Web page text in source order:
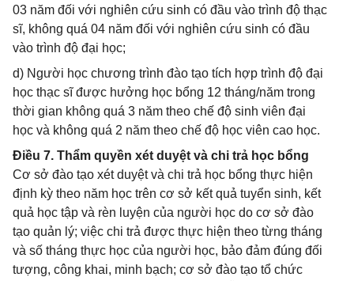
03 năm đối với nghiên cứu sinh có đầu vào trình độ thạc
sĩ, không quá 04 năm đối với nghiên cứu sinh có đầu
vào trình độ đại học;
d) Người học chương trình đào tạo tích hợp trình độ đại
học thạc sĩ được hưởng học bổng 12 tháng/năm trong
thời gian không quá 3 năm theo chế độ sinh viên đại
học và không quá 2 năm theo chế độ học viên cao học.
Điều 7. Thẩm quyền xét duyệt và chi trả học bổng
Cơ sở đào tạo xét duyệt và chi trả học bổng thực hiện
định kỳ theo năm học trên cơ sở kết quả tuyển sinh, kết
quả học tập và rèn luyện của người học do cơ sở đào
tạo quản lý; việc chi trả được thực hiện theo từng tháng
và số tháng thực học của người học, bảo đảm đúng đối
tượng, công khai, minh bạch; cơ sở đào tạo tổ chức